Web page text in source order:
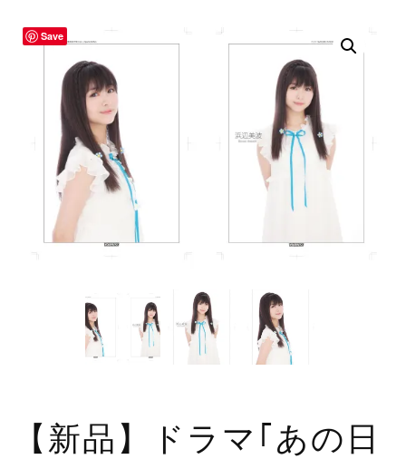
Save
【新品】ドラマ｢あの日